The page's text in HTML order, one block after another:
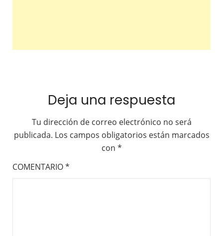
Deja una respuesta
Tu dirección de correo electrónico no será
publicada. Los campos obligatorios están marcados
con *
COMENTARIO*